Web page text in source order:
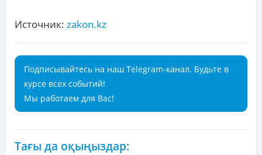
Источник: zakon.kz
Подписывайтесь на наш Telegram-канал. Будьте в
курсе всех событий!
Мы работаем для Вас!
Тағы да оқыңыздар: